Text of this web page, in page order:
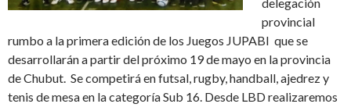
provincial
rumbo a la primera edición de los Juegos JUPABI que se
desarrollarán a partir del próximo 19 de mayo en la provincia
de Chubut. Se competirá en futsal, rugby, handball, ajedrez y
tenis de mesa en la categoría Sub 16. Desde LBD realizaremos